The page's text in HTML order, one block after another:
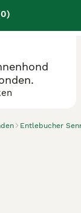
0)
Entlebucher